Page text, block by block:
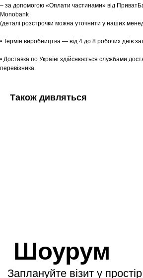
– за допомогою «Оплати частинами» від
Monobank
(деталі розстрочки можна уточнити у наших
• Термін виробництва — від 4 до 8 робочих днів
• Доставка по Україні здійснюється службами
перевізника.
Також дивляться